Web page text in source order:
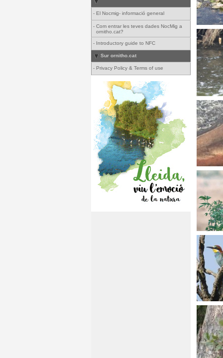
- El Nocmig- informació general
- Com entrar les teves dades NocMig a
ornitho.cat?
- Introductory guide to NFC
Sur ornitho.cat
- Privacy Policy & Terms of use